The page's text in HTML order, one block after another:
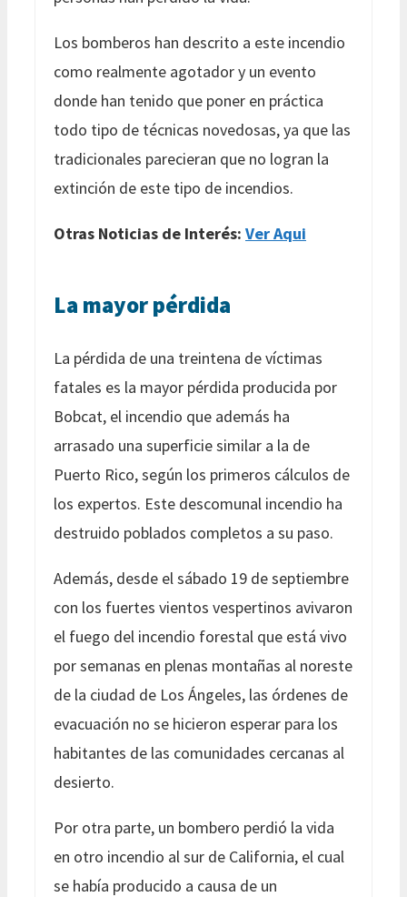
Los bomberos han descrito a este incendio
como realmente agotador y un evento
donde han tenido que poner en práctica
todo tipo de técnicas novedosas, ya que las
tradicionales parecieran que no logran la
extinción de este tipo de incendios.
Otras Noticias de Interés: Ver Aqui
La mayor pérdida
La pérdida de una treintena de víctimas
fatales es la mayor pérdida producida por
Bobcat, el incendio que además ha
arrasado una superficie similar a la de
Puerto Rico, según los primeros cálculos de
los expertos. Este descomunal incendio ha
destruido poblados completos a su paso.
Además, desde el sábado 19 de septiembre
con los fuertes vientos vespertinos avivaron
el fuego del incendio forestal que está vivo
por semanas en plenas montañas al noreste
de la ciudad de Los Ángeles, las órdenes de
evacuación no se hicieron esperar para los
habitantes de las comunidades cercanas al
desierto.
Por otra parte, un bombero perdió la vida
en otro incendio al sur de California, el cual
se había producido a causa de un